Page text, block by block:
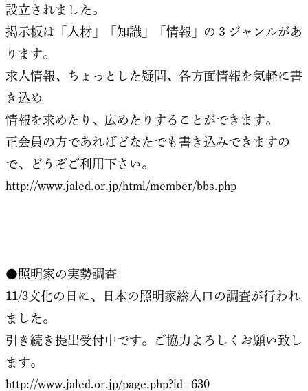
設立されました。
掲示板は「人材」「知識」「情報」の３ジャンルがあ
ります。
求人情報、ちょっとした疑問、各方面情報を気軽に書
き込め
情報を求めたり、広めたりすることができます。
正会員の方であればどなたでも書き込みできますの
で、どうぞご利用下さい。
http://www.jaled.or.jp/html/member/bbs.php
●照明家の実勢調査
11/3文化の日に、日本の照明家総人口の調査が行われ
ました。
引き続き提出受付中です。ご協力よろしくお願い致し
ます。
http://www.jaled.or.jp/page.php?id=630